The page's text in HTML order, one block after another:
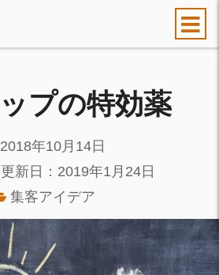
プの特効薬
2018年10月14日
新日：2019年1月24日
集客アイデア